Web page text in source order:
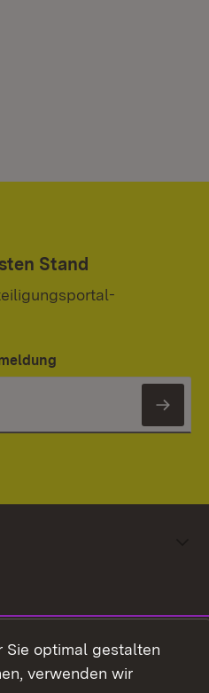
Stand
Sie optimal gestalten
verwenden wir